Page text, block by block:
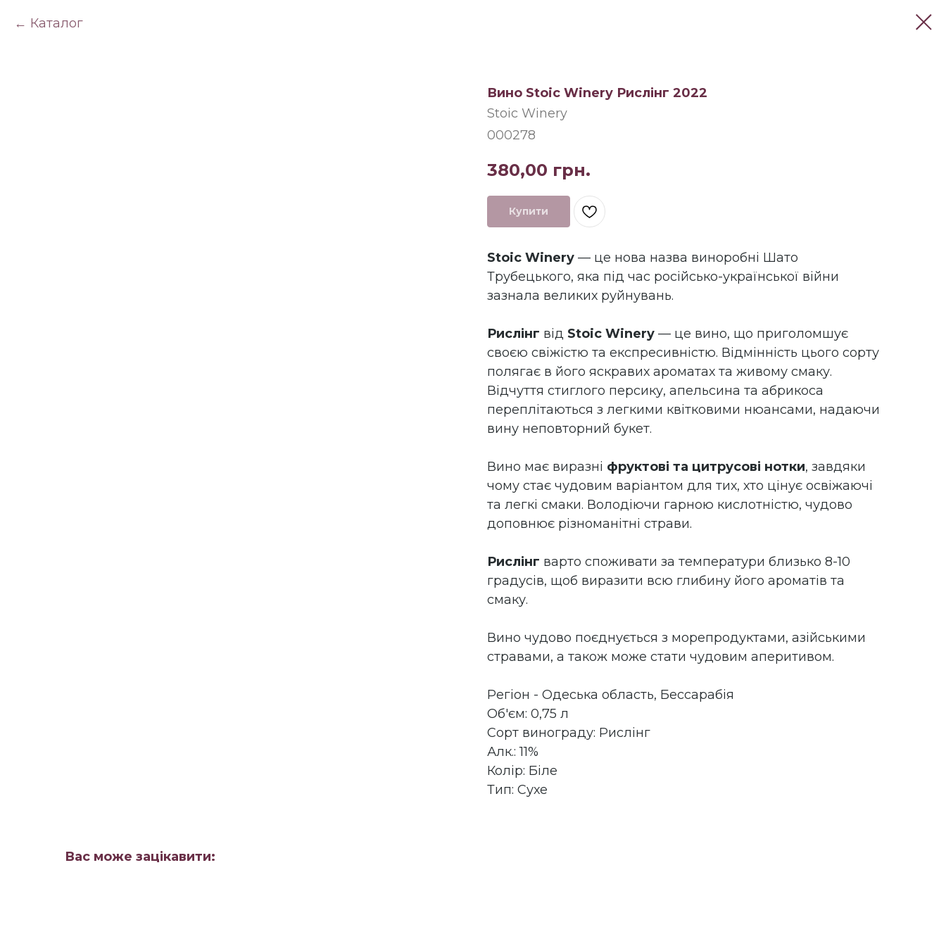
Каталог
Вино Stoic Winery Рислінг 2022
Stoic Winery
000278
380,00 грн.
Купити
Stoic Winery — це нова назва виноробні Шато
Трубецького, яка під час російсько-української війни
зазнала великих руйнувань.
Рислінг від Stoic Winery — це вино, що приголомшує
своєю свіжістю та експресивністю. Відмінність цього сорту
полягає в його яскравих ароматах та живому смаку.
Відчуття стиглого персику, апельсина та абрикоса
переплітаються з легкими квітковими нюансами, надаючи
вину неповторний букет.
Вино має виразні фруктові та цитрусові нотки, завдяки
чому стає чудовим варіантом для тих, хто цінує освіжаючі
та легкі смаки. Володіючи гарною кислотністю, чудово
доповнює різноманітні страви.
Рислінг варто споживати за температури близько 8-10
градусів, щоб виразити всю глибину його ароматів та
смаку.
Вино чудово поєднується з морепродуктами, азійськими
стравами, а також може стати чудовим аперитивом.
Регіон - Одеська область, Бессарабія
Об'єм: 0,75 л
Сорт винограду: Рислінг
Алк.: 11%
Колір: Біле
Тип: Сухе
Вас може зацікавити: